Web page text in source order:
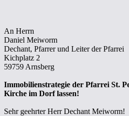
An Herrn
Daniel Meiworm
Dechant, Pfarrer und Leiter der Pfarrei
Kichplatz 2
59759 Arnsberg
Immobilienstrategie der Pfarrei St.
Kirche im Dorf lassen!
Sehr geehrter Herr Dechant Meiworm!